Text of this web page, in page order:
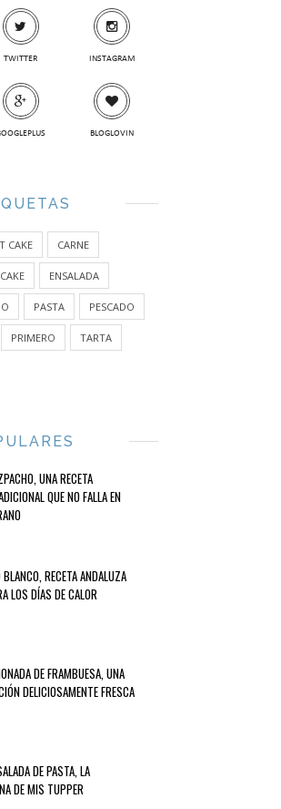
TWITTER INSTAGRAM
BLOGLOVIN
CAKE CARNE
ENSALADA
PASTA PESCADO
PRIMERO TARTA
UNA RECETA
QUE NO FALLA EN
BLANCO, RECETA ANDALUZA
LOS DÍAS DE CALOR
DE FRAMBUESA, UNA
DELICIOSAMENTE FRESCA
DE PASTA, LA
DE MIS TUPPER